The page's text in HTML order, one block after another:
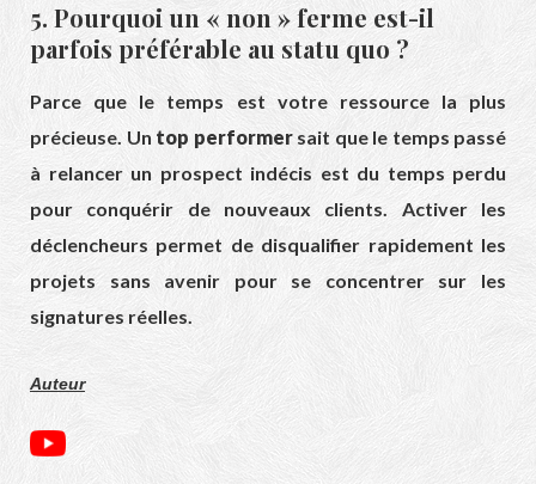
5. Pourquoi un « non » ferme est-il
parfois préférable au statu quo ?
Parce que le temps est votre ressource la plus
précieuse. Un top performersait que le temps passé
à relancer un prospect indécis est du temps perdu
pour conquérir de nouveaux clients. Activer les
déclencheurs permet de disqualifier rapidement les
projets sans avenir pour se concentrer sur les
signatures réelles.
Auteur